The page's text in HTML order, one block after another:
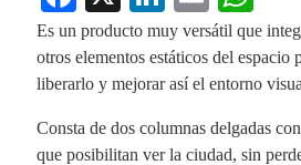
ce
bo
ok
nk
ed
In
m
ail
ha
ts
A
pp
Es un producto muy versátil que
otros elementos estáticos del espacio
liberarlo y mejorar así el entorno
Consta de dos columnas delgadas
que posibilitan ver la ciudad, sin